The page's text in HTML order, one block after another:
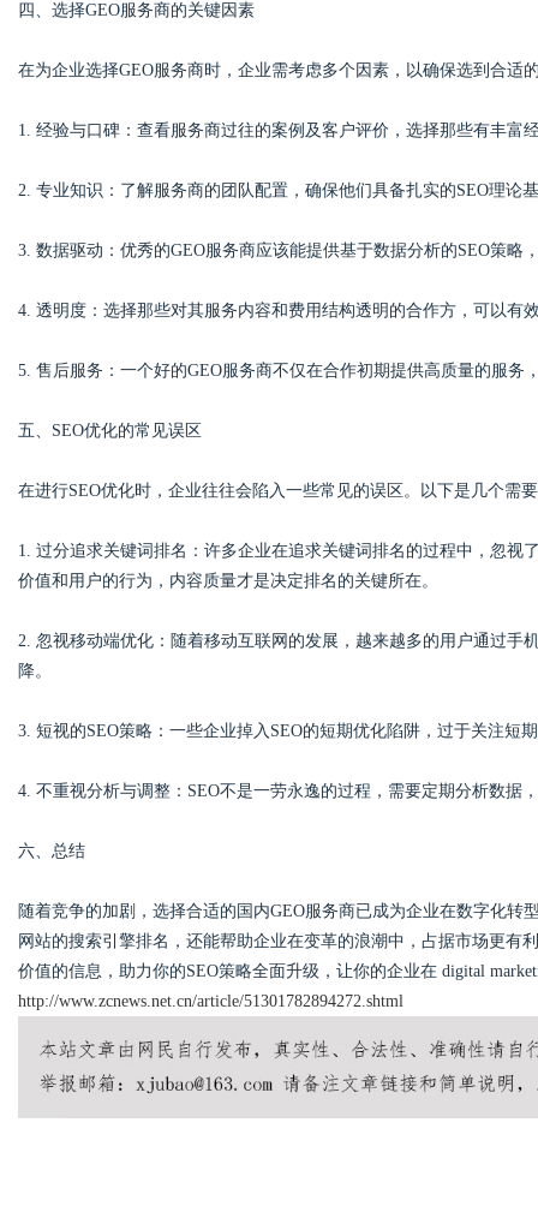
四、选择GEO服务商的关键因素
在为企业选择GEO服务商时，企业需考虑多个因素，以确保选到合适
1. 经验与口碑：查看服务商过往的案例及客户评价，选择那些有丰富
2. 专业知识：了解服务商的团队配置，确保他们具备扎实的SEO理论
3. 数据驱动：优秀的GEO服务商应该能提供基于数据分析的SEO策略
4. 透明度：选择那些对其服务内容和费用结构透明的合作方，可以有
5. 售后服务：一个好的GEO服务商不仅在合作初期提供高质量的服务
五、SEO优化的常见误区
在进行SEO优化时，企业往往会陷入一些常见的误区。以下是几个需
1. 过分追求关键词排名：许多企业在追求关键词排名的过程中，忽
价值和用户的行为，内容质量才是决定排名的关键所在。
2. 忽视移动端优化：随着移动互联网的发展，越来越多的用户通过手
降。
3. 短视的SEO策略：一些企业掉入SEO的短期优化陷阱，过于关注短
4. 不重视分析与调整：SEO不是一劳永逸的过程，需要定期分析数据
六、总结
随着竞争的加剧，选择合适的国内GEO服务商已成为企业在数字化
网站的搜索引擎排名，还能帮助企业在变革的浪潮中，占据市场更有
价值的信息，助力你的SEO策略全面升级，让你的企业在 digital
http://www.zcnews.net.cn/article/51301782894272.shtml